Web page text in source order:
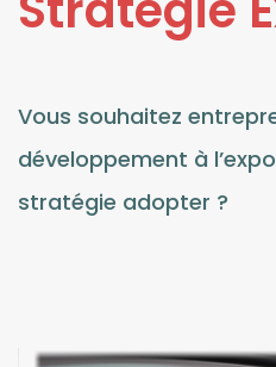
Vous souhaitez
développement à
stratégie adopter ?